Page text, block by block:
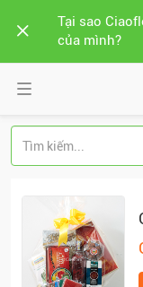
Tại sao
của mình?